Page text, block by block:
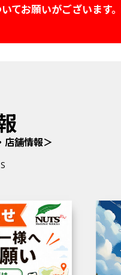
てお願いがございます。
店舗情報＞